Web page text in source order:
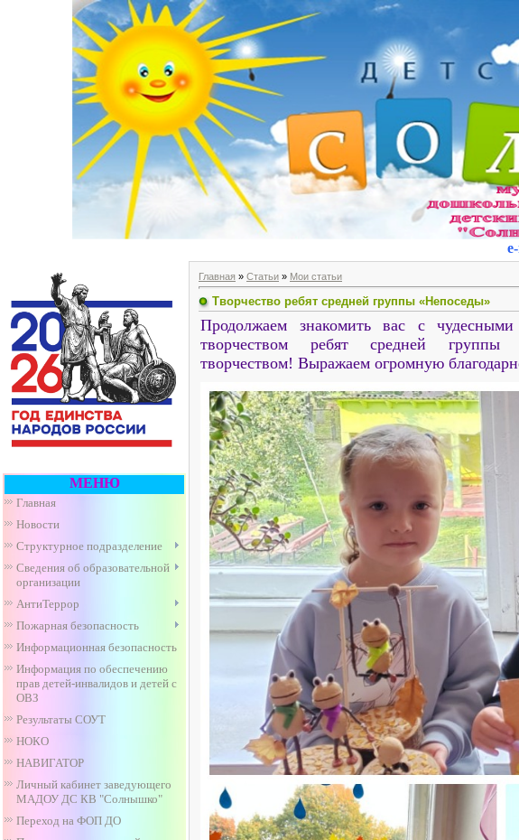
МЕНЮ
Главная
Новости
Структурное подразделение
Сведения об образовательной
организации
АнтиТеррор
Пожарная безопасность
Информационная безопасность
Информация по обеспечению
прав детей-инвалидов и детей с
ОВЗ
Результаты СОУТ
НОКО
НАВИГАТОР
Личный кабинет заведующего
МАДОУ ДС КВ "Солнышко"
Переход на ФОП ДО
Главная » Статьи » Мои статьи
Творчество ребят средней группы «Непоседы»
Продолжаем знакомить вас с чудесными
творчеством ребят средней группы
творчеством! Выражаем огромную